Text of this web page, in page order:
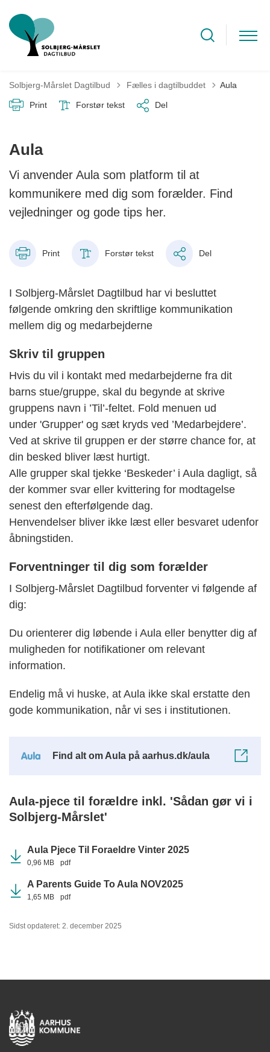
Solbjerg-Mårslet Dagtilbud Tilbage til
Fælles i dagtilbuddet Aula
Print Forstør tekst Del
Aula
Vi anvender Aula som platform til at
kommunikere med dig som forælder. Find
vejledninger og gode tips her.
Print Forstør tekst Del
I Solbjerg-Mårslet Dagtilbud har vi besluttet
følgende omkring den skriftlige kommunikation
mellem dig og medarbejderne
Skriv til gruppen
Hvis du vil i kontakt med medarbejderne fra dit
barns stue/gruppe, skal du begynde at skrive
gruppens navn i ’Til’-feltet. Fold menuen ud
under 'Grupper' og sæt kryds ved ’Medarbejdere’.
Ved at skrive til gruppen er der større chance for, at
din besked bliver læst hurtigt.
Alle grupper skal tjekke ‘Beskeder’ i Aula dagligt, så
der kommer svar eller kvittering for modtagelse
senest den efterfølgende dag.
Henvendelser bliver ikke læst eller besvaret udenfor
åbningstiden.
Forventninger til dig som forælder
I Solbjerg-Mårslet Dagtilbud forventer vi følgende af
dig:
Du orienterer dig løbende i Aula eller benytter dig af
muligheden for notifikationer om relevant
information.
Endelig må vi huske, at Aula ikke skal erstatte den
gode kommunikation, når vi ses i institutionen.
Find alt om Aula på aarhus.dk/aula
Aula-pjece til forældre inkl. 'Sådan gør vi i
Solbjerg-Mårslet'
Aula Pjece Til Foraeldre Vinter 2025
0,96 MB pdf
A Parents Guide To Aula NOV2025
1,65 MB pdf
Sidst opdateret: 2. december 2025